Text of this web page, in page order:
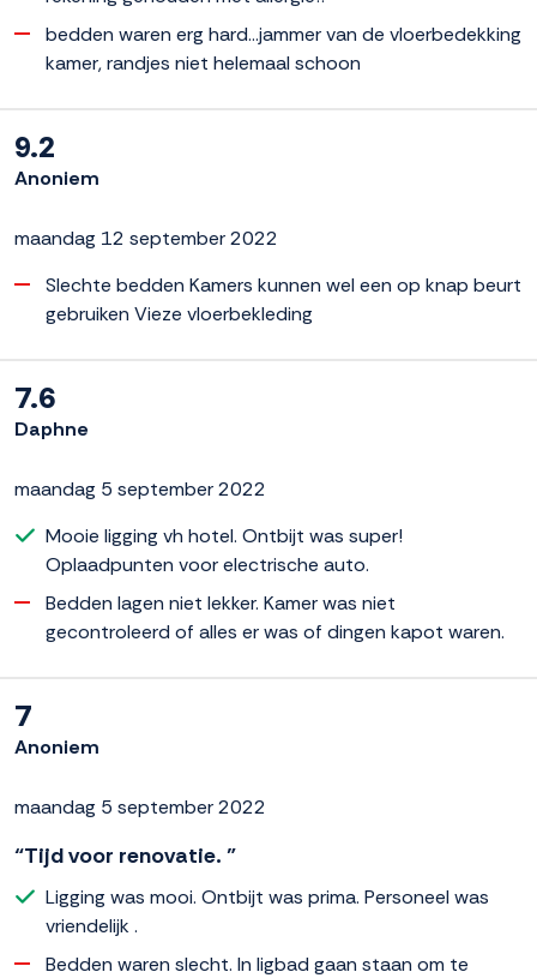
bedden waren erg hard...jammer van de vloerbedekking
kamer, randjes niet helemaal schoon
9.2
Anoniem
maandag 12 september 2022
Slechte bedden Kamers kunnen wel een op knap beurt
gebruiken Vieze vloerbekleding
7.6
Daphne
maandag 5 september 2022
Mooie ligging vh hotel. Ontbijt was super!
Oplaadpunten voor electrische auto.
Bedden lagen niet lekker. Kamer was niet
gecontroleerd of alles er was of dingen kapot waren.
7
Anoniem
maandag 5 september 2022
“Tijd voor renovatie. ”
Ligging was mooi. Ontbijt was prima. Personeel was
vriendelijk .
Bedden waren slecht. In ligbad gaan staan om te